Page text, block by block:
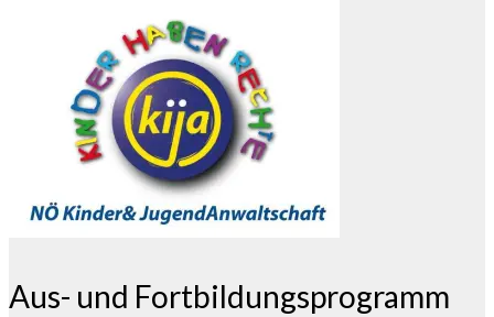
Aus- und Fortbildungsprogramm